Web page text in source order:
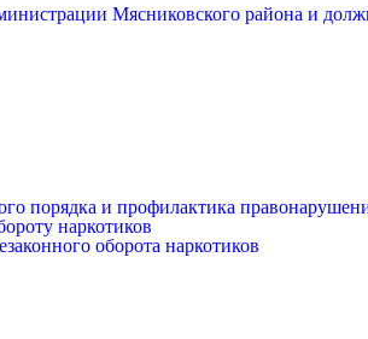
Мясниковского района и
порядка и профилактика
наркотиков
оборота наркотиков